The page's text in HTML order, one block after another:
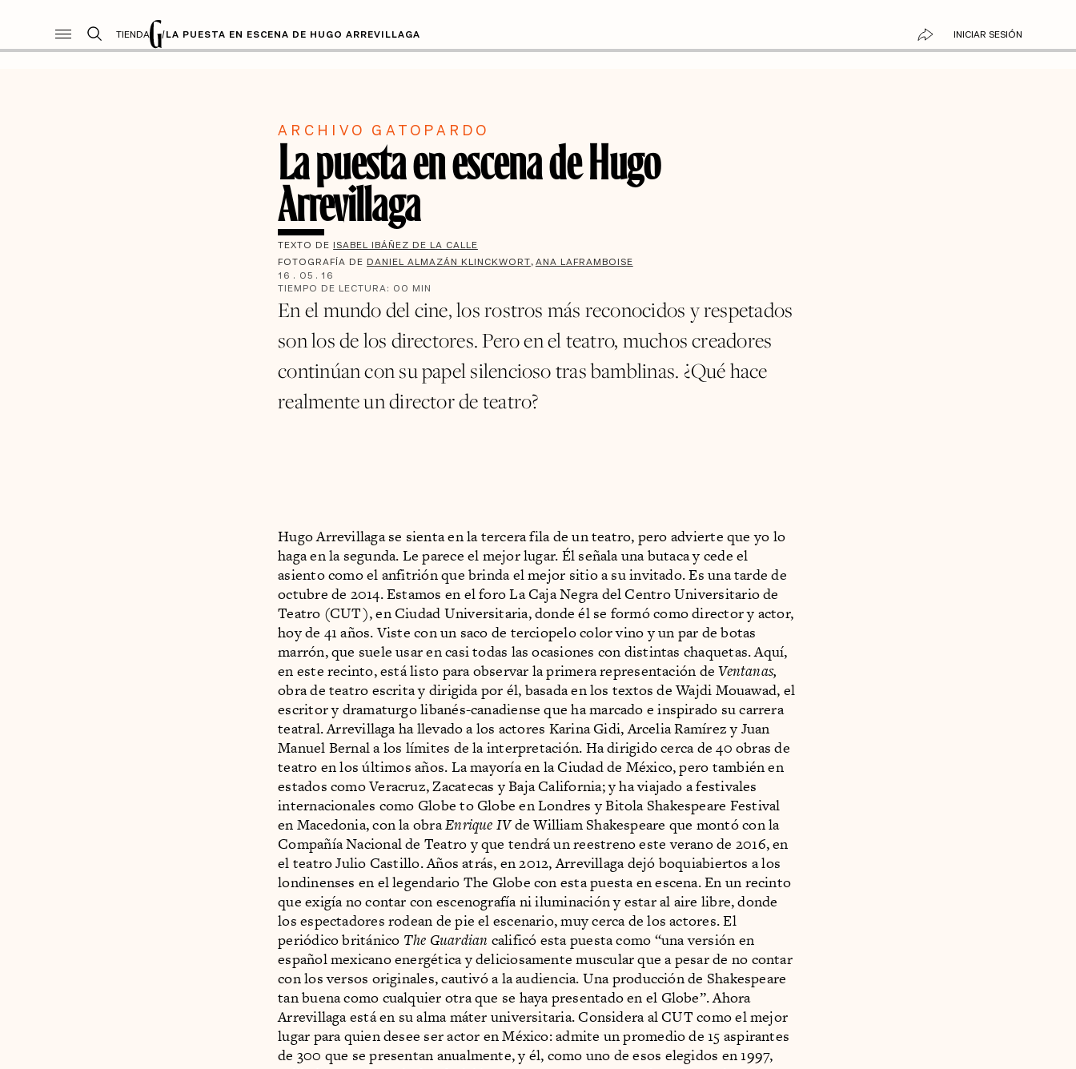
TIENDA /LA PUESTA EN ESCENA DE HUGO ARREVILLAGA INICIAR SESIÓN
ARCHIVO GATOPARDO
La puesta en escena de Hugo
Arrevillaga
TEXTO DE ISABEL IBÁÑEZ DE LA CALLE
FOTOGRAFÍA DE DANIEL ALMAZÁN KLINCKWORT ANA LAFRAMBOISE
16 . 05 . 16
TIEMPO DE LECTURA: 00 MIN
En el mundo del cine, los rostros más reconocidos y respetados
son los de los directores. Pero en el teatro, muchos creadores
continúan con su papel silencioso tras bamblinas. ¿Qué hace
realmente un director de teatro?
Hugo Arrevillaga se sienta en la tercera fila de un teatro, pero advierte que yo lo
haga en la segunda. Le parece el mejor lugar. Él señala una butaca y cede el
asiento como el anfitrión que brinda el mejor sitio a su invitado. Es una tarde de
octubre de 2014. Estamos en el foro La Caja Negra del Centro Universitario de
Teatro (CUT), en Ciudad Universitaria, donde él se formó como director y actor,
hoy de 41 años. Viste con un saco de terciopelo color vino y un par de botas
marrón, que suele usar en casi todas las ocasiones con distintas chaquetas. Aquí,
en este recinto, está listo para observar la primera representación deVentanas,
obra de teatro escrita y dirigida por él, basada en los textos de Wajdi Mouawad, el
escritor y dramaturgo libanés-canadiense que ha marcado e inspirado su carrera
teatral. Arrevillaga ha llevado a los actores Karina Gidi, Arcelia Ramírez y Juan
Manuel Bernal a los límites de la interpretación. Ha dirigido cerca de 40 obras de
teatro en los últimos años. La mayoría en la Ciudad de México, pero también en
estados como Veracruz, Zacatecas y Baja California; y ha viajado a festivales
internacionales como Globe to Globe en Londres y Bitola Shakespeare Festival
en Macedonia, con la obraEnrique IVde William Shakespeare que montó con la
Compañía Nacional de Teatro y que tendrá un reestreno este verano de 2016, en
el teatro Julio Castillo. Años atrás, en 2012, Arrevillaga dejó boquiabiertos a los
londinenses en el legendario The Globe con esta puesta en escena. En un recinto
que exigía no contar con escenografía ni iluminación y estar al aire libre, donde
los espectadores rodean de pie el escenario, muy cerca de los actores. El
periódico británico The Guardian calificó esta puesta como “una versión en
español mexicano energética y deliciosamente muscular que a pesar de no contar
con los versos originales, cautivó a la audiencia. Una producción de Shakespeare
tan buena como cualquier otra que se haya presentado en el Globe”. Ahora
Arrevillaga está en su alma máter universitaria. Considera al CUT como el mejor
lugar para quien desee ser actor en México: admite un promedio de 15 aspirantes
de 300 que se presentan anualmente, y él, como uno de esos elegidos en 1997,